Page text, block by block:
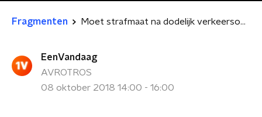
Fragmenten Moet strafmaat na dodelijk verkeersongeluk omhoog?
EenVandaag
AVROTROS
08 oktober 2018 14:00 - 16:00